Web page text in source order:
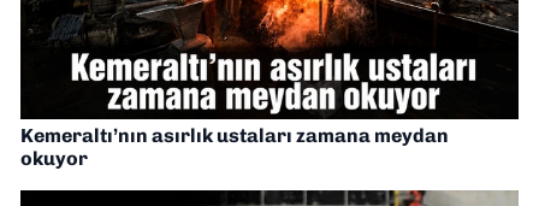
Kemeraltı’nın asırlık ustaları zamana meydan
okuyor